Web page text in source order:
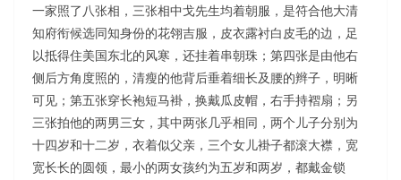
一家照了八张相，三张相中戈先生均着朝服，是符合他大清
知府衔候选同知身份的花翎吉服，皮衣露衬白皮毛的边，足
以抵得住美国东北的风寒，还挂着串朝珠；第四张是由他右
侧后方角度照的，清瘦的他背后垂着细长及腰的辫子，明晰
可见；第五张穿长袍短马褂，换戴瓜皮帽，右手持褶扇；另
三张拍他的两男三女，其中两张几乎相同，两个儿子分别为
十四岁和十二岁，衣着似父亲，三个女儿褂子都滚大襟，宽
宽长长的圆领，最小的两女孩约为五岁和两岁，都戴金锁